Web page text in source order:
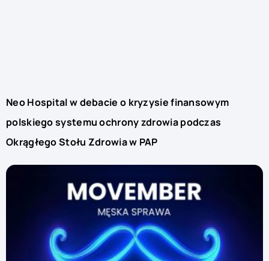
Neo Hospital w debacie o kryzysie finansowym
polskiego systemu ochrony zdrowia podczas
Okrągłego Stołu Zdrowia w PAP